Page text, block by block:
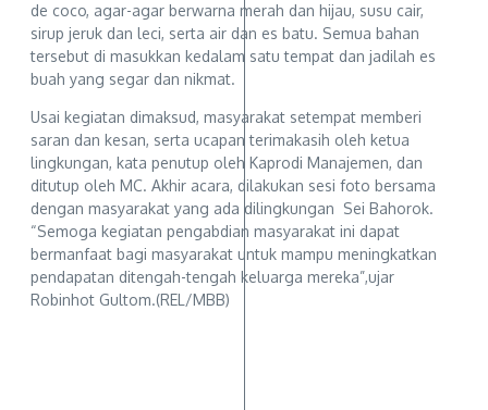
de coco, agar-agar berwarna merah dan hijau, susu cair,
sirup jeruk dan leci, serta air dan es batu. Semua bahan
tersebut di masukkan kedalam satu tempat dan jadilah es
buah yang segar dan nikmat.
Usai kegiatan dimaksud, masyarakat setempat memberi
saran dan kesan, serta ucapan terimakasih oleh ketua
lingkungan, kata penutup oleh Kaprodi Manajemen, dan
ditutup oleh MC. Akhir acara, dilakukan sesi foto bersama
dengan masyarakat yang ada dilingkungan Sei Bahorok.
“Semoga kegiatan pengabdian masyarakat ini dapat
bermanfaat bagi masyarakat untuk mampu meningkatkan
pendapatan ditengah-tengah keluarga mereka”,ujar
Robinhot Gultom.(REL/MBB)